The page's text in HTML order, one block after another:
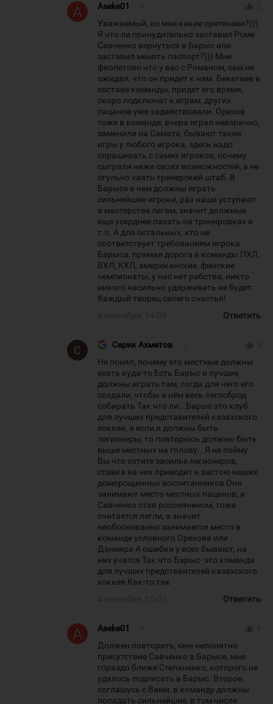
Aseke01
Уважаемый, ко мне какие претензии?)))
Я что ли принудительно заставил Роме
Савченко вернуться в Барыс или
заставил менять паспорт?))) Мне
фиолетово что у вас с Романом, сам не
ожидал, что он придет к нам. Бекетаев в
составе команды, придет его время,
скоро подключат к играм, других
пацанов уже задействовали. Орехов
тоже в команде, вчера играл невзрачно,
заменили на Самата, бывают такие
игры у любого игрока, здесь надо
спрашивать с самих игроков, почему
сыграли ниже своих возможностей, а не
огульно хаять тренерский штаб. В
Барысе в нем должны играть
сильнейшие игроки, раз наши уступают
в мастерстве легам, значит должные
еще усерднее пахать на тренировках и
т.п. А для остальных, кто не
соответствует требованиям игрока
Барыса, прямая дорога в команды ПХЛ,
ВХЛ, КХЛ, американские, финские
чемпионаты, у нас нет рабства, никто
никого насильно удерживать не будет.
Каждый творец своего счастья!
Ответить
Серик Ахметов
Не понял, почему это местные должны
ехать куда-то Есть Барыс и лучшие
должны играть там, тогда для чего его
создали, чтобы в нём весь легосброд
собирать Так что ли...Барыс это клуб
для лучших представителей казахского
хоккея, а если и должны быть
легионеры, то повторюсь должны быть
выше местных на голову...Я не пойму
Вы что хотите засилье легионеров,
ставка на них приводит к застою наших
доморощенных воспитанников Они
занимают место местных пацанов, и
Савченко став россиянином, тоже
считается легли, а значит
необоснованно занимается место в
команде условного Орехова или
Данияра А ошибки у всех бывают, на
них учатся Так что Барыс- это команда
для лучших представителей казахского
хоккея Как-то так
Ответить
Aseke01
Должен повторить, мне непонятно
присутствие Савченко в Барысе, мне
гораздо ближе Степаненко, которого не
удалось подписать в Барыс. Второе,
соглашусь с Вами, в команду должны
попадать сильнейшие, в том числе